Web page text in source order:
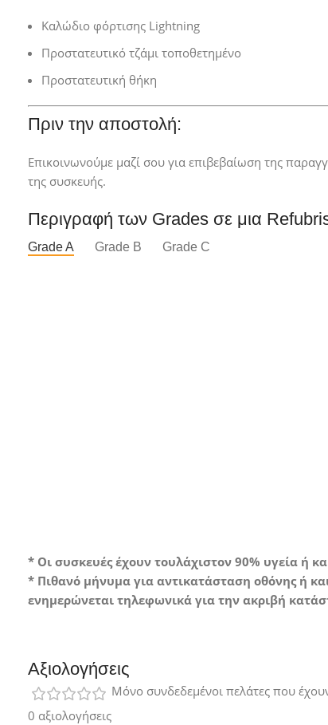
Καλώδιο φόρτισης Lightning
Προστατευτικό τζάμι τοποθετημένο
Προστατευτική θήκη
Πριν την αποστολή:
Επικοινωνούμε μαζί σου για επιβεβαίωση της
της συσκευής.
Περιγραφή των Grades σε μια
Grade A Grade B Grade C
* Οι συσκευές έχουν τουλάχιστον 90% υγεία ή
* Πιθανό μήνυμα για αντικατάσταση οθόνης ή
ενημερώνεται τηλεφωνικά για την ακριβή
Αξιολογήσεις
0 αξιολογήσεις
Μόνο συνδεδεμένοι πελάτες που